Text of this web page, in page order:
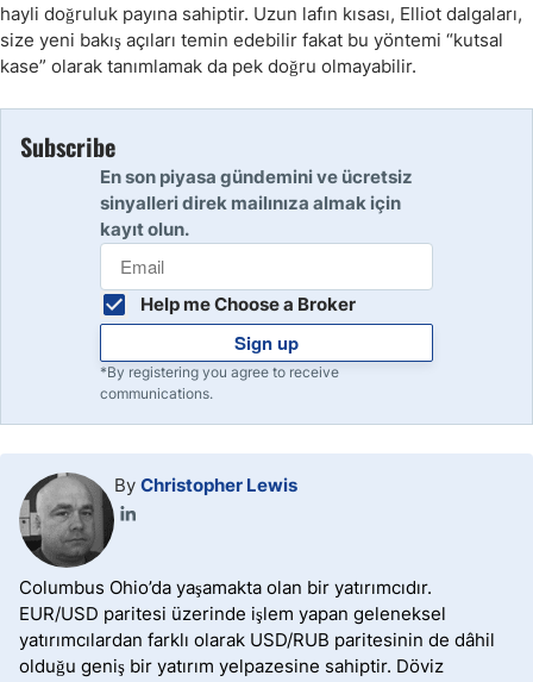
hayli doğruluk payına sahiptir. Uzun lafın kısası, Elliot dalgaları,
size yeni bakış açıları temin edebilir fakat bu yöntemi “kutsal
kase” olarak tanımlamak da pek doğru olmayabilir.
Subscribe
En son piyasa gündemini ve ücretsiz
sinyalleri direk mailınıza almak için
kayıt olun.
Help me Choose a Broker
Sign up
*By registering you agree to receive
communications.
By Christopher Lewis
Columbus Ohio’da yaşamakta olan bir yatırımcıdır.
EUR/USD paritesi üzerinde işlem yapan geleneksel
yatırımcılardan farklı olarak USD/RUB paritesinin de dâhil
olduğu geniş bir yatırım yelpazesine sahiptir. Döviz